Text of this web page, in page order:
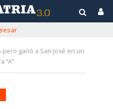
ganó a San José en un
“A”